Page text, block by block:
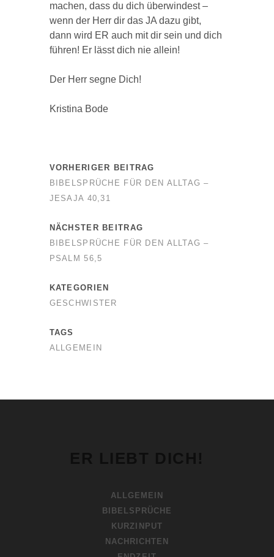
machen, dass du dich überwindest –
wenn der Herr dir das JA dazu gibt,
dann wird ER auch mit dir sein und dich
führen! Er lässt dich nie allein!
Der Herr segne Dich!
Kristina Bode
VORHERIGER BEITRAG
BIBELSPRÜCHE FÜR DEN ALLTAG –
JESAJA 40,31
NÄCHSTER BEITRAG
BIBELSPRÜCHE FÜR DEN ALLTAG –
PSALM 56,5
KATEGORIEN
GESCHWISTER
TAGS
ALLGEMEIN
ALLGEMEIN
BIBELSPRÜCHE
KURZINPUT
NACHRICHTEN